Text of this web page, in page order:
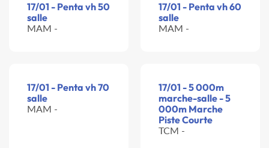
17/01 - Penta vh 50
salle
MAM -
17/01 - Penta vh 60
salle
MAM -
17/01 - Penta vh 70
salle
MAM -
17/01 - 5 000m
marche-salle - 5
000m Marche
Piste Courte
TCM -